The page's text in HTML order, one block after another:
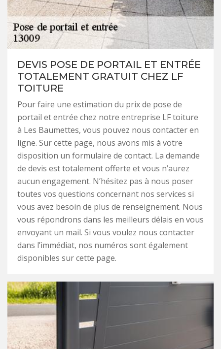
DEVIS POSE DE PORTAIL ET ENTRÉE
TOTALEMENT GRATUIT CHEZ LF
TOITURE
Pour faire une estimation du prix de pose de
portail et entrée chez notre entreprise LF toiture
à Les Baumettes, vous pouvez nous contacter en
ligne. Sur cette page, nous avons mis à votre
disposition un formulaire de contact. La demande
de devis est totalement offerte et vous n’aurez
aucun engagement. N’hésitez pas à nous poser
toutes vos questions concernant nos services si
vous avez besoin de plus de renseignement. Nous
vous répondrons dans les meilleurs délais en vous
envoyant un mail. Si vous voulez nous contacter
dans l’immédiat, nos numéros sont également
disponibles sur cette page.